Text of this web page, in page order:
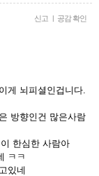
신고 | 공감 확인
게 뇌피셜인겁니다.
방향인건 많은사람
한심한 사람아
ㅋㅋ
있네